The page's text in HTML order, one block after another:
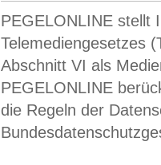
PEGELONLINE stellt
Telemediengesetzes
Abschnitt VI als
PEGELONLINE
die Regeln der